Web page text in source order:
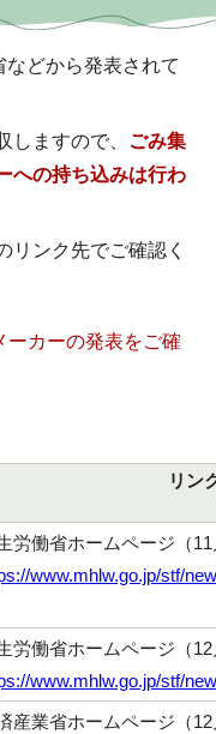
どから発表されて
しますので、 ごみ集
への持ち込みは行わ
リンク先でご確認く
カーの発表をご確
リン
労働省ホームページ（
www.mhlw.go.jp/stf/
労働省ホームページ（
www.mhlw.go.jp/stf/
産業省ホームページ（